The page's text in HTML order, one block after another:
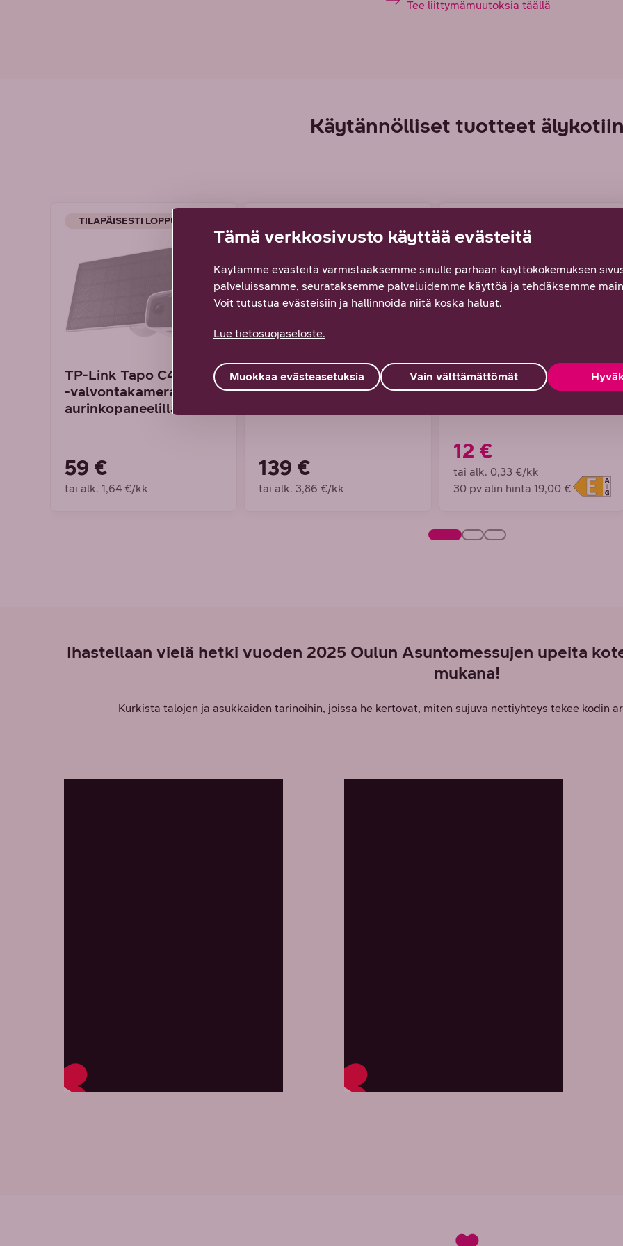
Tee liittymämuutoksia täällä
Käytännölliset tuotteet
TILAPÄISESTI LOPPU
TP-Link Tapo C400 KIT
-valvontakamera
aurinkopaneelilla
59 €
tai alk. 1,64 €/kk
TP-Link Tapo D235 -
ovikellokamera
139 €
tai alk. 3,86 €/kk
TP-Link Tapo L535E
-älylamppu
12 €
tai alk. 0,33 €/kk
30 pv alin hinta 19,00 €
Ihastellaan vielä hetki vuoden 2025 Oulun Asuntomessujen upeita
mukana!
Kurkista talojen ja asukkaiden tarinoihin, joissa he kertovat, miten sujuva nettiyhteys tekee kodin
Tämä verkkosivusto käyttää evästeitä
Käytämme evästeitä varmistaaksemme sinulle parhaan käyttökokemuksen
palveluissamme, seurataksemme palveluidemme käyttöä ja tehdäksemme
Voit tutustua evästeisiin ja hallinnoida niitä koska haluat.
Lue tietosuojaseloste.
Vain välttämättömät
Muokkaa evästeasetuksia